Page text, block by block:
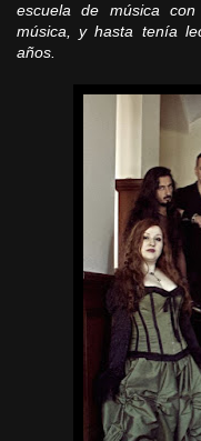
escuela de música
música, y hasta tenía
años.